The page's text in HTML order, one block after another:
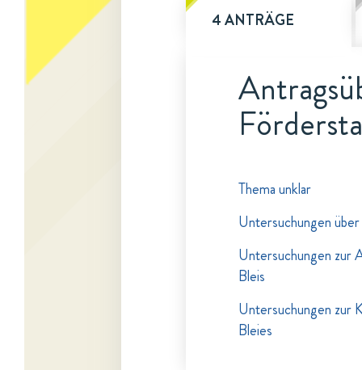
4 ANTRÄGE
Thema unklar
Untersuchungen
Untersuchungen zur
Bleis
Untersuchungen zur
Bleies